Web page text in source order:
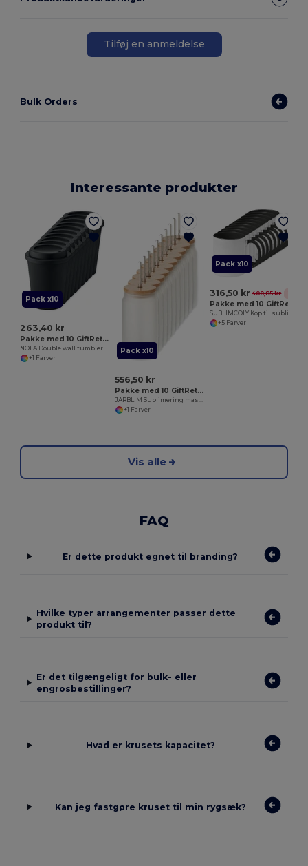
Tilføj en anmeldelse
Bulk Orders
Interessante produkter
Pack x10
263,40 kr
Pakke med 10 GiftRetail MO6582
+1 Farver
Pack x10
556,50 kr
Pakke med 10 GiftRetail MO6919
+1 Farver
Pack x10
316,50 kr 400,85 kr -21%
+5 Farver
Vis alle
FAQ
Er dette produkt egnet til branding?
Hvilke typer arrangementer passer dette
produkt til?
Er det tilgængeligt for bulk- eller
engrosbestillinger?
Hvad er krusets kapacitet?
Kan jeg fastgøre kruset til min rygsæk?